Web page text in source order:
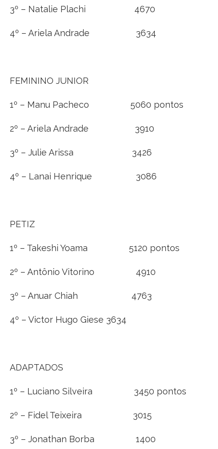
3º – Natalie Plachi 4670
4º – Ariela Andrade 3634
FEMININO JUNIOR
1º – Manu Pacheco 5060 pontos
2º – Ariela Andrade 3910
3º – Julie Arissa 3426
4º – Lanai Henrique 3086
PETIZ
1º – Takeshi Yoama 5120 pontos
2º – Antônio Vitorino 4910
3º – Anuar Chiah 4763
4º – Victor Hugo Giese 3634
ADAPTADOS
1º – Luciano Silveira 3450 pontos
2º – Fidel Teixeira 3015
3º – Jonathan Borba 1400